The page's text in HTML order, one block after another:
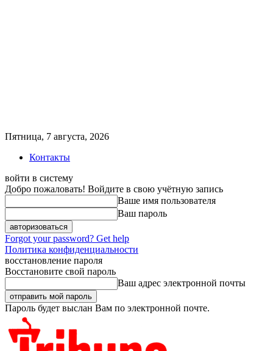
Пятница, 7 августа, 2026
Контакты
войти в систему
Добро пожаловать! Войдите в свою учётную запись
Ваше имя пользователя
Ваш пароль
Forgot your password? Get help
Политика конфиденциальности
восстановление пароля
Восстановите свой пароль
Ваш адрес электронной почты
Пароль будет выслан Вам по электронной почте.